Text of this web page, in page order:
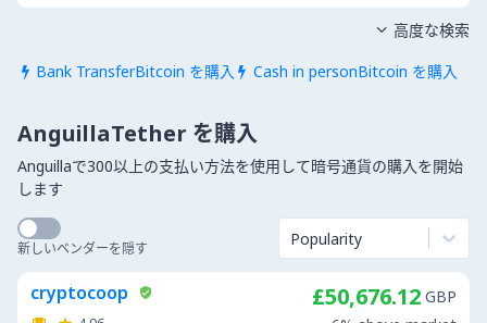
 Bank TransferBitcoin を購入  Cash in personBitcoin を購入
 高度な検索
AnguillaTether を購入
Anguillaで300以上の支払い方法を使用して暗号通貨の購入を開始
します
新しいベンダーを隠す Popularity
cryptocoop £50,676.12 GBP